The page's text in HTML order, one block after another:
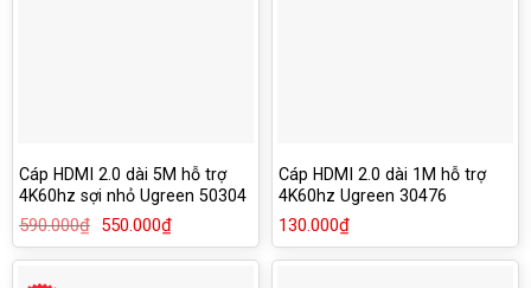
Cáp HDMI 2.0 dài 5M hỗ trợ
4K60hz sợi nhỏ Ugreen 50304
590.000₫
Giá
là:
550.000₫Giá
hiện
tại
Cáp HDMI 2.0 dài 1M hỗ trợ
4K60hz Ugreen 30476
130.000₫